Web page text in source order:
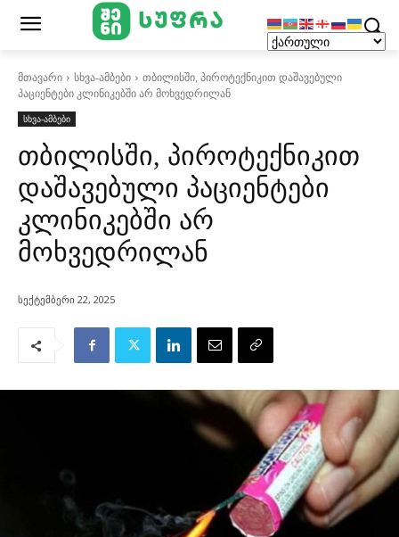
მთავარი სხვა-ამბები
თბილისში, პიროტექნიკით დაშავებული
პაციენტები კლინიკებში არ მოხვედრილან
სხვა-ამბები
თბილისში, პიროტექნიკით
დაშავებული პაციენტები
კლინიკებში არ
მოხვედრილან
სექტემბერი 22, 2025